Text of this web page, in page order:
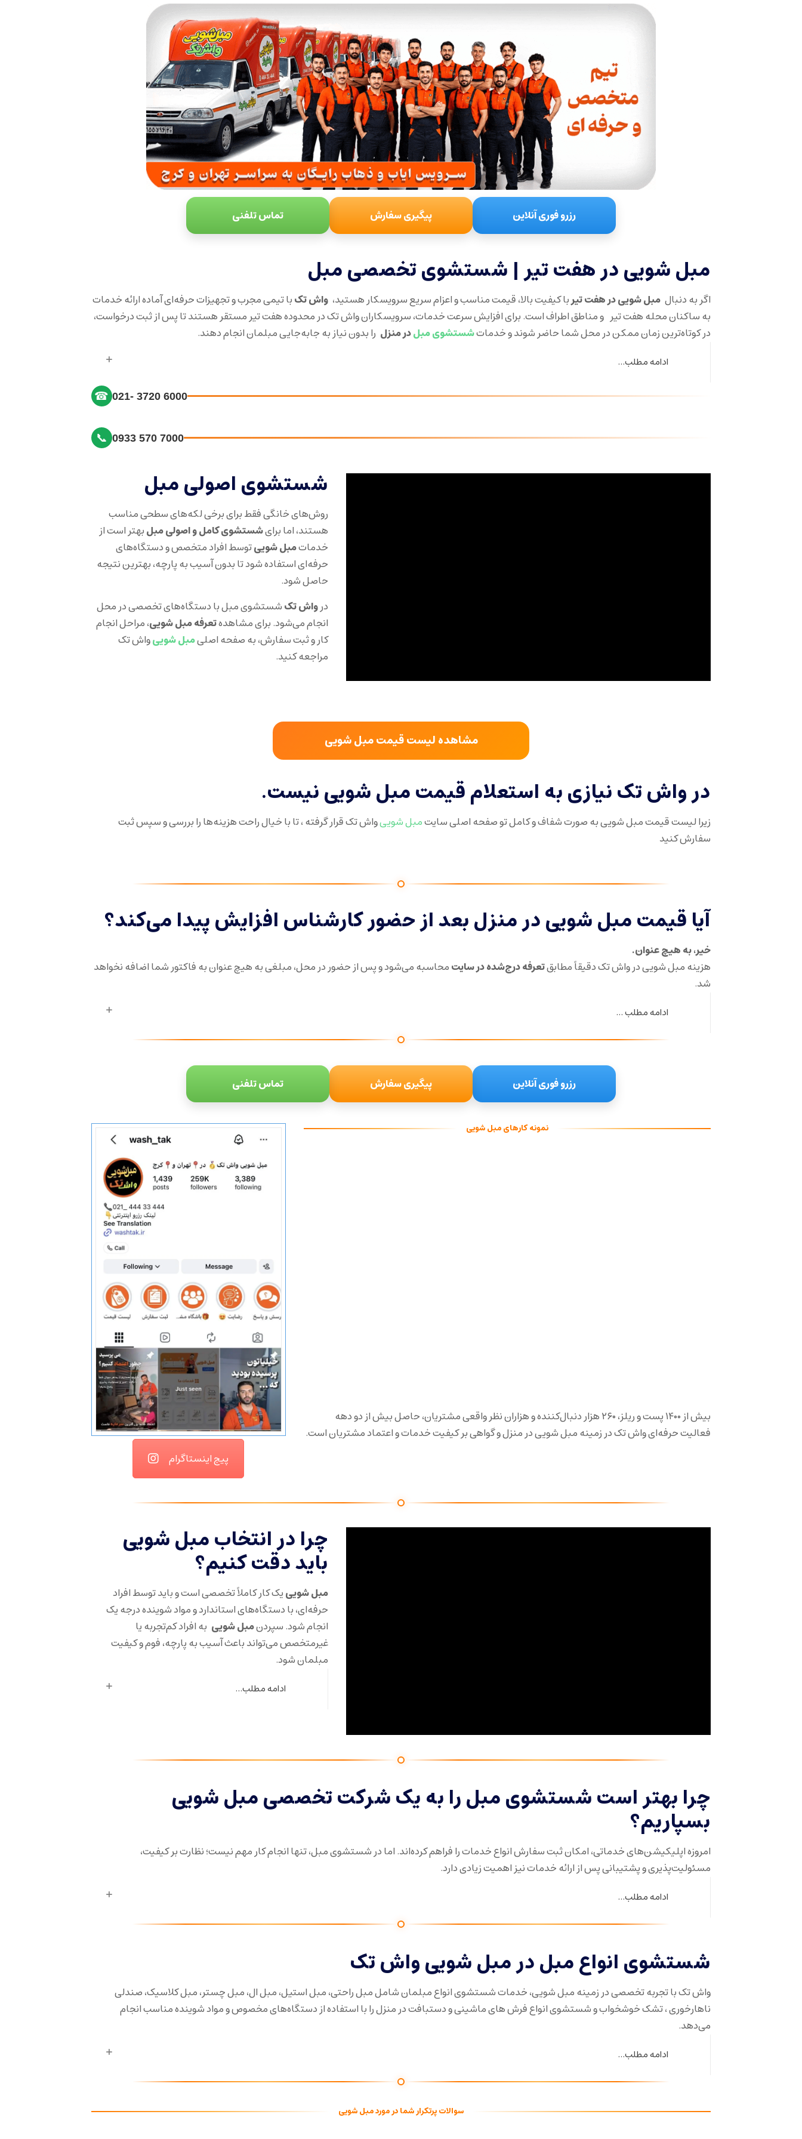
رزرو فوری آنلاین پیگیری سفارش تماس تلفنی
مبل شویی در هفت تیر | شستشوی تخصصی مبل
اگر به دنبال مبل شویی در هفت تیربا کیفیت بالا، قیمت مناسب و اعزام سریع سرویسکار هستید، واش تکبا تیمی مجرب و تجهیزات حرفه‌ای آماده ارائه خدمات
به ساکنان محله هفت تیر و مناطق اطراف است. برای افزایش سرعت خدمات، سرویسکاران واش تک در محدوده هفت تیر مستقر هستند تا پس از ثبت درخواست،
در کوتاه‌ترین زمان ممکن در محل شما حاضر شوند و خدماتشستشوی مبلدر منزل را بدون نیاز به جابه‌جایی مبلمان انجام دهند.
ادامه مطلب...
☎ 021- 3720 6000
📞 0933 570 7000
شستشوی اصولی مبل
روش‌های خانگی فقط برای برخی لکه‌های سطحی مناسب
هستند، اما برایشستشوی کامل و اصولی مبلبهتر است از
خدماتمبل شوییتوسط افراد متخصص و دستگاه‌های
حرفه‌ای استفاده شود تا بدون آسیب به پارچه، بهترین نتیجه
حاصل شود.
درواش تکشستشوی مبل با دستگاه‌های تخصصی در محل
انجام می‌شود. برای مشاهدهتعرفه مبل شویی، مراحل انجام
کار و ثبت سفارش، به صفحه اصلیمبل شوییواش تک
مراجعه کنید.
مشاهده لیست قیمت مبل شویی
در واش تک نیازی به استعلام قیمت مبل شویی نیست.
زیرا لیست قیمت مبل شویی به صورت شفاف و کامل تو صفحه اصلی سایتمبل شوییواش تک قرار گرفته ، تا با خیال راحت هزینه‌ها را بررسی و سپس ثبت
سفارش کنید
آیا قیمت مبل شویی در منزل بعد از حضور کارشناس افزایش پیدا می‌کند؟
خیر، به هیچ عنوان.
هزینه مبل شویی در واش تک دقیقاً مطابقتعرفه درج‌شده در سایتمحاسبه می‌شود و پس از حضور در محل، مبلغی به هیچ عنوان به فاکتور شما اضافه نخواهد
شد.
ادامه مطلب ...
رزرو فوری آنلاین پیگیری سفارش تماس تلفنی
پیج اینستاگرام
نمونه کارهای مبل شویی
بیش از ۱۴۰۰ پست و ریلز، ۲۶۰ هزار دنبال‌کننده و هزاران نظر واقعی مشتریان، حاصل بیش از دو دهه
فعالیت حرفه‌ای واش تک در زمینه مبل شویی در منزل و گواهی بر کیفیت خدمات و اعتماد مشتریان است.
چرا در انتخاب مبل شویی
باید دقت کنیم؟
مبل شویییک کار کاملاً تخصصی است و باید توسط افراد
حرفه‌ای، با دستگاه‌های استاندارد و مواد شوینده درجه یک
انجام شود. سپردنمبل شویی به افراد کم‌تجربه یا
غیرمتخصص می‌تواند باعث آسیب به پارچه، فوم و کیفیت
مبلمان شود.
ادامه مطلب...
چرا بهتر است شستشوی مبل را به یک شرکت تخصصی مبل شویی
بسپاریم؟
امروزه اپلیکیشن‌های خدماتی، امکان ثبت سفارش انواع خدمات را فراهم کرده‌اند. اما در شستشوی مبل، تنها انجام کار مهم نیست؛ نظارت بر کیفیت،
مسئولیت‌پذیری و پشتیبانی پس از ارائه خدمات نیز اهمیت زیادی دارد.
ادامه مطلب...
شستشوی انواع مبل در مبل شویی واش تک
واش تک با تجربه تخصصی در زمینه مبل شویی، خدمات شستشوی انواع مبلمان شامل مبل راحتی، مبل استیل، مبل ال، مبل چستر، مبل کلاسیک، صندلی
ناهارخوری ، تشک خوشخواب و شستشوی انواع فرش های ماشینی و دستبافت در منزل را با استفاده از دستگاه‌های مخصوص و مواد شوینده مناسب انجام
می‌دهد.
ادامه مطلب...
سوالات پرتکرار شما در مورد مبل شویی